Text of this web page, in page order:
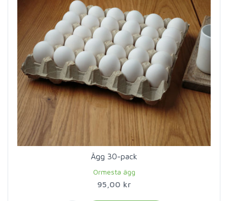
Ägg 30-pack
Ormesta ägg
95,00 kr